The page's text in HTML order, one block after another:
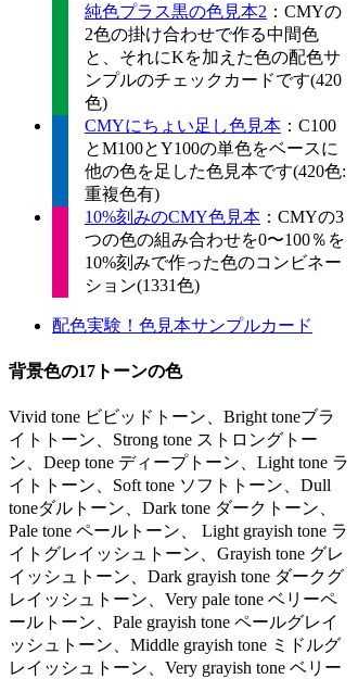
純色プラス黒の色見本2 ：CMYの
2色の掛け合わせで作る中間色
と、それにKを加えた色の配色サ
ンプルのチェックカードです(420
色)
CMYにちょい足し色見本 ：C100
とM100とY100の単色をベースに
他の色を足した色見本です(420色:
重複色有)
10%刻みのCMY色見本 ：CMYの3
つの色の組み合わせを0〜100％を
10%刻みで作った色のコンビネー
ション(1331色)
配色実験！色見本サンプルカード
背景色の17トーンの色
Vivid tone ビビッドトーン、Bright toneブラ
イトトーン、Strong tone ストロングトー
ン、Deep tone ディープトーン、Light tone ラ
イトトーン、Soft tone ソフトトーン、Dull
toneダルトーン、Dark tone ダークトーン、
Pale tone ペールトーン、 Light grayish tone ラ
イトグレイッシュトーン、Grayish tone グレ
イッシュトーン、Dark grayish tone ダークグ
レイッシュトーン、Very pale tone ベリーペ
ールトーン、Pale grayish tone ペールグレイ
ッシュトーン、Middle grayish tone ミドルグ
レイッシュトーン、Very grayish tone ベリー